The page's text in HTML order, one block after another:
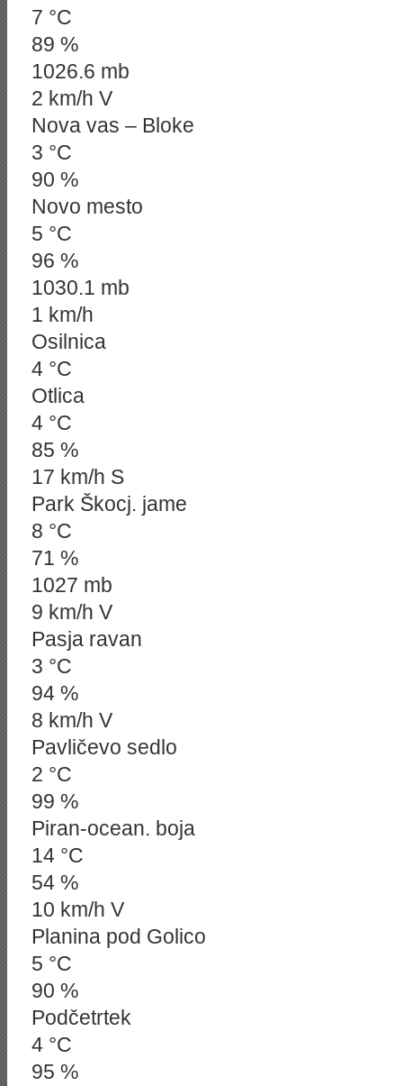
7 °C
89 %
1026.6 mb
2 km/h V
Nova vas – Bloke
3 °C
90 %
Novo mesto
5 °C
96 %
1030.1 mb
1 km/h
Osilnica
4 °C
Otlica
4 °C
85 %
17 km/h S
Park Škocj. jame
8 °C
71 %
1027 mb
9 km/h V
Pasja ravan
3 °C
94 %
8 km/h V
Pavličevo sedlo
2 °C
99 %
Piran-ocean. boja
14 °C
54 %
10 km/h V
Planina pod Golico
5 °C
90 %
Podčetrtek
4 °C
95 %